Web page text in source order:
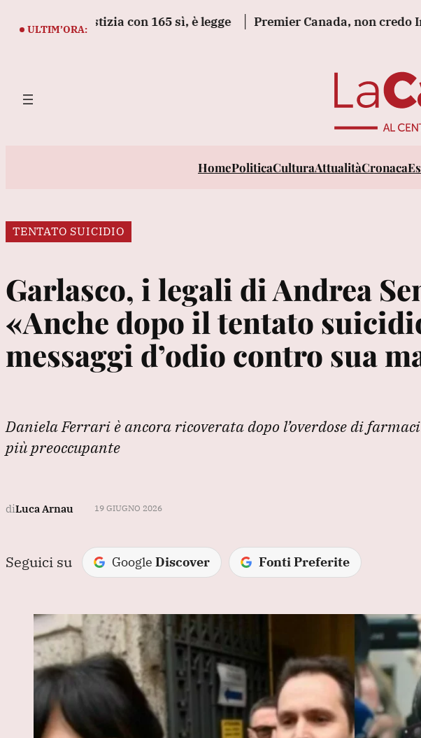
ULTIM’ORA:
giustizia con 165 sì, è legge Premier Canada, non credo
HomePoliticaCulturaAttualitàCronaca
TENTATO SUICIDIO
Garlasco, i legali di Andrea
«Anche dopo il tentato
messaggi d’odio contro sua
Daniela Ferrari è ancora ricoverata dopo l’overdose di
più preoccupante
diLuca Arnau 19 GIUGNO 2026
Seguici su Google Discover Fonti Preferite